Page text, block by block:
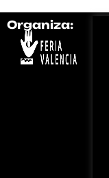
Organiza: